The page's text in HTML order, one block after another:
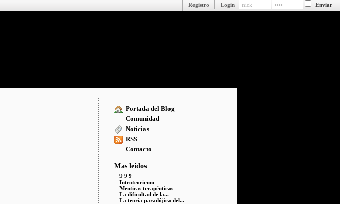
Login
Registro
Portada del Blog
Comunidad
Noticias
RSS
Contacto
Mas leídos
9 9 9
Introteoricum
Mentiras terapéuticas
La dificultad de la...
La teoría paradójica del...